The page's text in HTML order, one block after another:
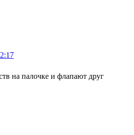
на палочке и флапают друг